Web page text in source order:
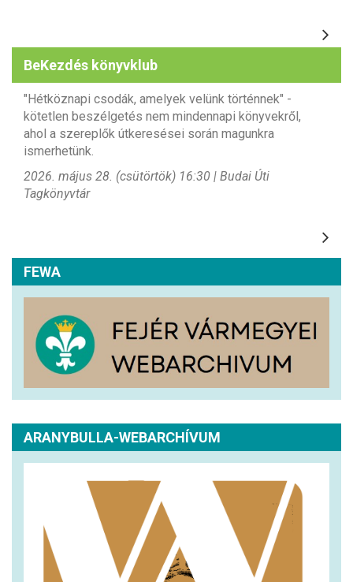
BeKezdés könyvklub
"Hétköznapi csodák, amelyek velünk történnek" -
kötetlen beszélgetés nem mindennapi könyvekről,
ahol a szereplők útkeresései során magunkra
ismerhetünk.
2026. május 28. (csütörtök) 16:30 | Budai Úti
Tagkönyvtár
FEWA
ARANYBULLA-WEBARCHÍVUM